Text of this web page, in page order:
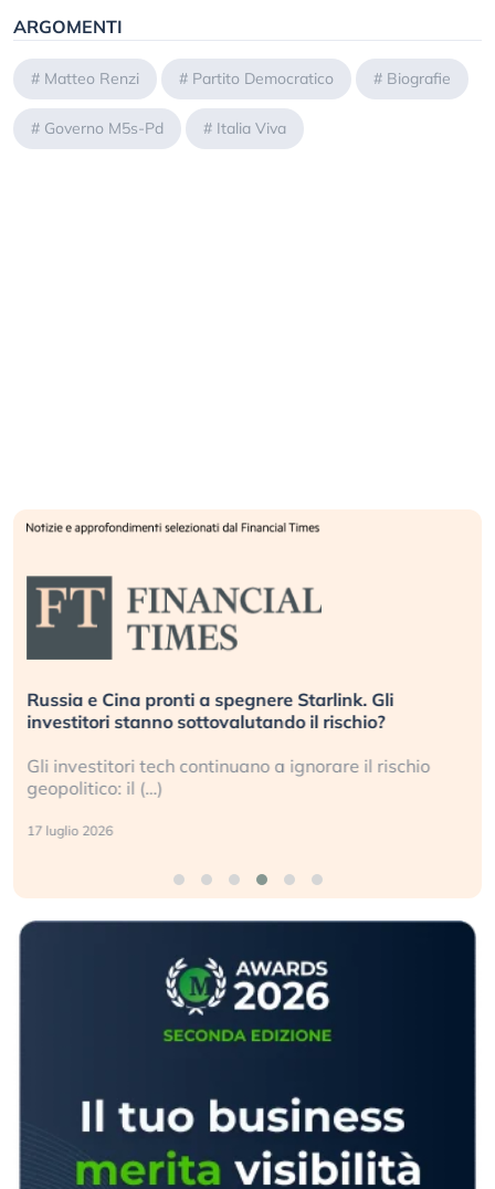
ARGOMENTI
# Matteo Renzi # Partito Democratico # Biografie
# Governo M5s-Pd # Italia Viva
Russia e Cina pronti a spegnere Starlink. Gli
investitori stanno sottovalutando il rischio?
Gli investitori tech continuano a ignorare il rischio
geopolitico: il (…)
17 luglio 2026